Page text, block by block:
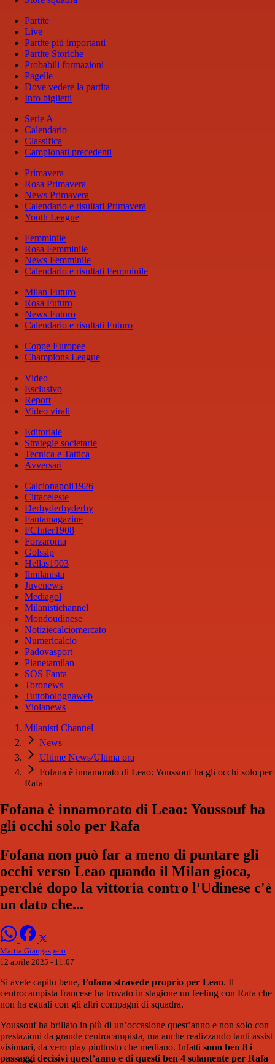
Partite
Live
Partite più importanti
Partite Storiche
Probabili formazioni
Pagelle
Dove vedere la partita
Info biglietti
Serie A
Calendario
Classifica
Campionati precedenti
Primavera
Rosa Primavera
News Primavera
Calendario e risultati Primavera
Youth League
Femminile
Rosa Femminile
News Femminile
Calendario e risultati Femminile
Milan Futuro
Rosa Futuro
News Futuro
Calendario e risultati Futuro
Coppe Europee
Champions League
Video
Esclusivo
Report
Video virali
Editoriale
Strategie societarie
Tecnica e Tattica
Avversari
Calcionapoli1926
Cittaceleste
Derbyderbyderby
Fantamagazine
FCInter1908
Forzaroma
Golssip
Hellas1903
Ilmilanista
Juvenews
Mediagol
Milanistichannel
Mondoudinese
Notiziecalciomercato
Numericalcio
Padovasport
Pianetamilan
SOS Fanta
Toronews
Tuttobolognaweb
Violanews
Milanisti Channel
News
Ultime News/Ultima ora
Fofana è innamorato di Leao: Youssouf ha gli occhi solo per
Rafa
Fofana è innamorato di Leao: Youssouf ha
gli occhi solo per Rafa
Fofana non può far a meno di puntare gli
occhi verso Leao quando il Milan gioca,
perché dopo la vittoria contro l'Udinese c'è
un dato che...
Mattia Giangaspero
12 aprile 2025 - 11:07
Si avete capito bene, Fofana stravede proprio per Leao. Il
centrocampista francese ha trovato in stagione un feeling con Rafa che
non ha eguali con gli altri compagni di squadra.
Youssouf ha brillato in più di un’occasione quest’anno e non solo con
prestazioni da grande centrocampista, ma anche realizzando tanti assist
visionari, da vero play piuttosto che mediano. Infatti sono ben 8 i
passaggi decisivi quest’anno e di questi ben 4 solamente per Rafa